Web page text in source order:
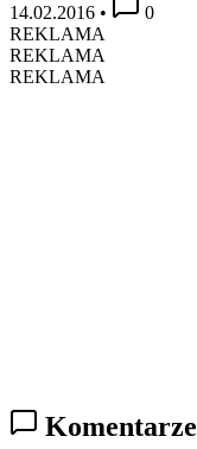
14.02.2016 •
0
REKLAMA
REKLAMA
REKLAMA
Komentarze